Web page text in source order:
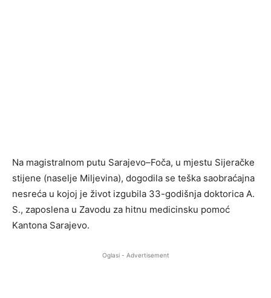
Na magistralnom putu Sarajevo–Foča, u mjestu Sijeračke
stijene (naselje Miljevina), dogodila se teška saobraćajna
nesreća u kojoj je život izgubila 33-godišnja doktorica A.
S., zaposlena u Zavodu za hitnu medicinsku pomoć
Kantona Sarajevo.
Oglasi - Advertisement